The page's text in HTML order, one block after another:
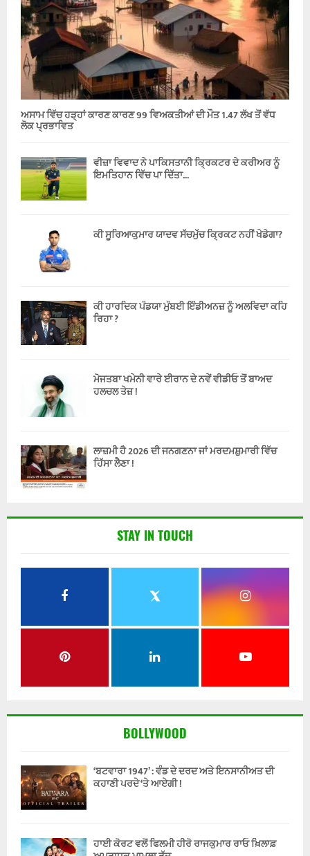
ਅਸਾਮ ਵਿੱਚ ਹੜ੍ਹਾਂ ਕਾਰਣ ਕਾਰਣ 99 ਵਿਅਕਤੀਆਂ ਦੀ ਮੌਤ 1.47 ਲੱਖ ਤੋਂ ਵੱਧ
ਲੋਕ ਪ੍ਰਭਾਵਿਤ
ਵੀਜ਼ਾ ਵਿਵਾਦ ਨੇ ਪਾਕਿਸਤਾਨੀ ਕ੍ਰਿਕਟਰ ਦੇ ਕਰੀਅਰ ਨੂੰ
ਇਮਤਿਹਾਨ ਵਿੱਚ ਪਾ ਦਿੱਤਾ...
ਕੀ ਸੂਰਿਆਕੁਮਾਰ ਯਾਦਵ ਸੱਚਮੁੱਚ ਕ੍ਰਿਕਟ ਨਹੀਂ ਖੇਡੇਗਾ?
ਕੀ ਹਾਰਦਿਕ ਪੰਡਯਾ ਮੁੰਬਈ ਇੰਡੀਅਨਜ਼ ਨੂੰ ਅਲਵਿਦਾ ਕਹਿ
ਰਿਹਾ ?
ਮੋਜਤਬਾ ਖਮੇਨੀ ਵਾਰੇ ਈਰਾਨ ਦੇ ਨਵੇਂ ਵੀਡੀਓ ਤੋਂ ਬਾਅਦ
ਹਲਚਲ ਤੇਜ਼ !
ਲਾਜ਼ਮੀ ਹੈ 2026 ਦੀ ਜਨਗਣਨਾ ਜਾਂ ਮਰਦਮਸ਼ੁਮਾਰੀ ਵਿੱਚ
ਹਿੱਸਾ ਲੈਣਾ !
STAY IN TOUCH
BOLLYWOOD
‘ਬਟਵਾਰਾ 1947’ : ਵੰਡ ਦੇ ਦਰਦ ਅਤੇ ਇਨਸਾਨੀਅਤ ਦੀ
ਕਹਾਣੀ ਪਰਦੇ ‘ਤੇ ਆਏਗੀ !
ਹਾਈ ਕੋਰਟ ਵਲੋਂ ਫਿਲਮੀ ਹੀਰੋ ਰਾਜਕੁਮਾਰ ਰਾਓ ਖ਼ਿਲਾਫ਼